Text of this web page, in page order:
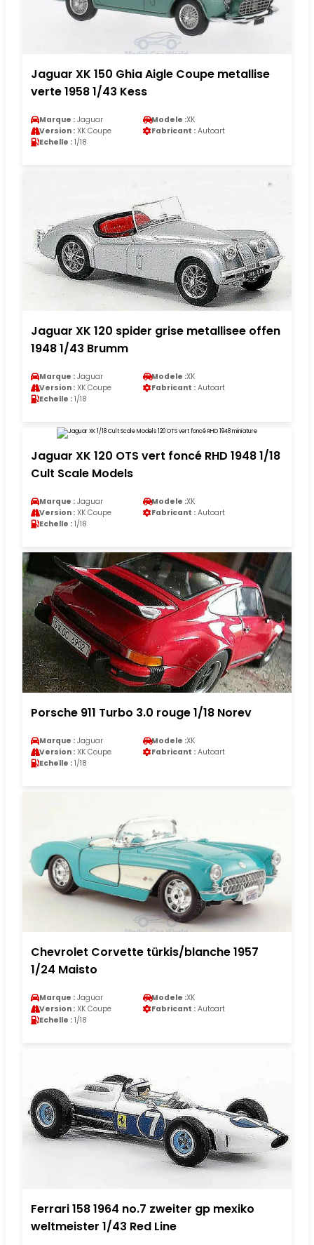
Jaguar XK 150 Ghia Aigle Coupe metallise
verte 1958 1/43 Kess
Marque : Jaguar Modele :XK
Version : XK Coupe Fabricant : Autoart
Echelle : 1/18
Jaguar XK 120 spider grise metallisee offen
1948 1/43 Brumm
Marque : Jaguar Modele :XK
Version : XK Coupe Fabricant : Autoart
Echelle : 1/18
Jaguar XK 120 OTS vert foncé RHD 1948 1/18
Cult Scale Models
Marque : Jaguar Modele :XK
Version : XK Coupe Fabricant : Autoart
Echelle : 1/18
Porsche 911 Turbo 3.0 rouge 1/18 Norev
Marque : Jaguar Modele :XK
Version : XK Coupe Fabricant : Autoart
Echelle : 1/18
Chevrolet Corvette türkis/blanche 1957
1/24 Maisto
Marque : Jaguar Modele :XK
Version : XK Coupe Fabricant : Autoart
Echelle : 1/18
Ferrari 158 1964 no.7 zweiter gp mexiko
weltmeister 1/43 Red Line